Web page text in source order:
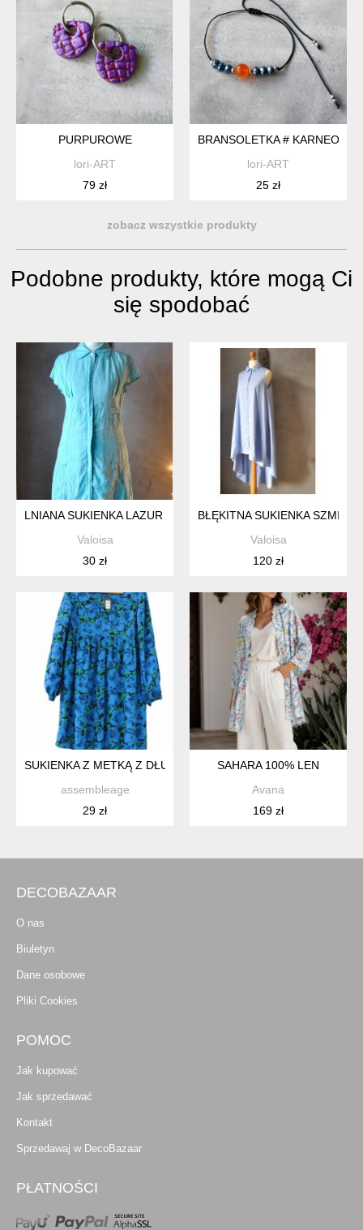
PURPUROWE
lori-ART
79 zł
BRANSOLETKA # KARNEOL
lori-ART
25 zł
zobacz wszystkie produkty
Podobne produkty, które mogą Ci
się spodobać
LNIANA SUKIENKA LAZUR ESPRIT XS
Valoisa
30 zł
BŁĘKITNA SUKIENKA
Valoisa
120 zł
SUKIENKA Z METKĄ Z DŁUGIM RĘKAWEM ZWIEWNA
assembleage
29 zł
SAHARA 100% LEN
Avana
169 zł
DECOBAZAAR
O nas
Biuletyn
Dane osobowe
Pliki Cookies
POMOC
Jak kupować
Jak sprzedawać
Kontakt
Sprzedawaj w DecoBazaar
PŁATNOŚCI